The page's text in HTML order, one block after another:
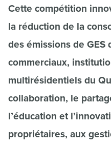
Cette compétition
la réduction de la
des émissions de GES
commerciaux,
multirésidentiels du
collaboration, le
l’éducation et
propriétaires, aux